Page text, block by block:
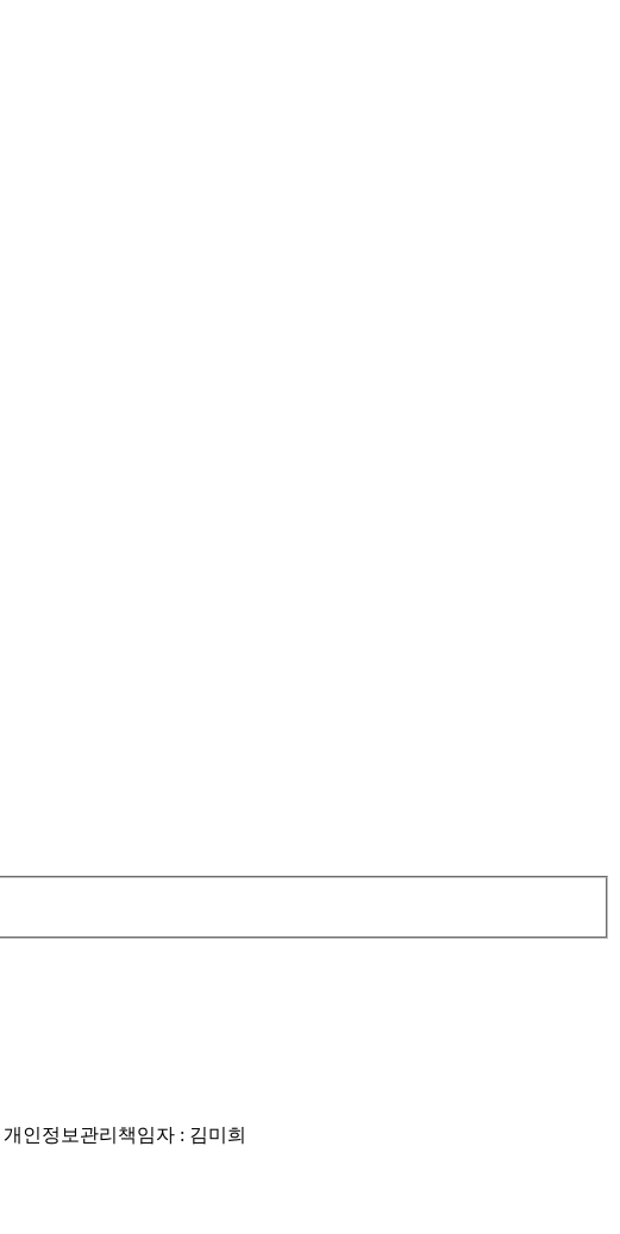
개인정보관리책임자 : 김미희